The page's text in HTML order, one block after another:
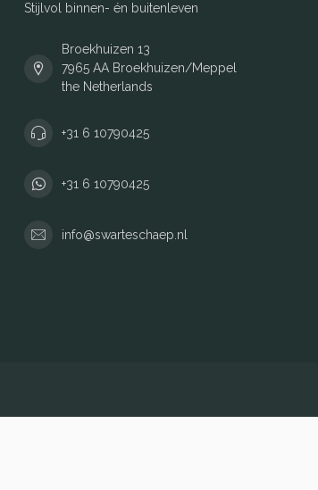
Stijlvol binnen- én buitenleven
Broekhuizen 13
7965 AA Broekhuizen/Meppel
the Netherlands
+31 6 10790425
+31 6 10790425
info@swarteschaep.nl